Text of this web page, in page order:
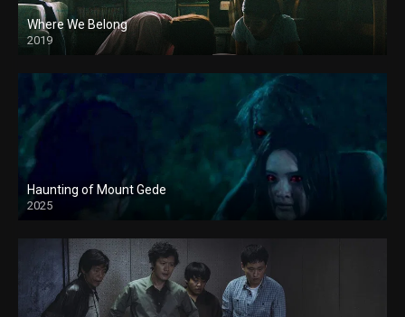
Where We Belong
2019
Haunting of Mount Gede
2025